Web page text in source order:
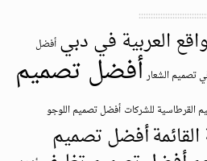
العربية في دبي أفضل
تصميم الشعار أفضل تصميم
القرطاسية للشركات أفضل تصميم اللوجو
أفضل تصميم